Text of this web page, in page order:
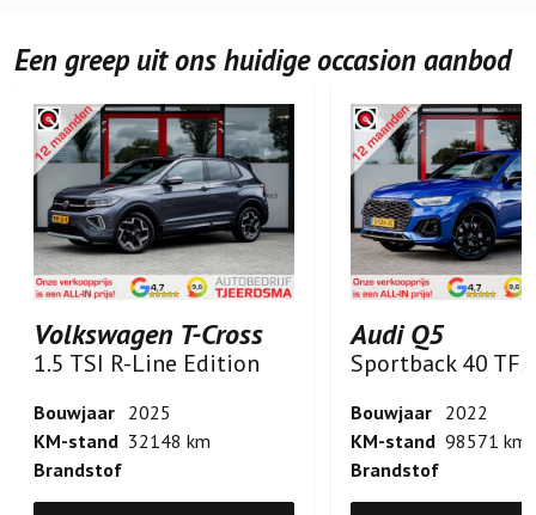
Een greep uit ons huidige occasion aanbod
Volkswagen T-Cross
1.5 TSI R-Line Edition
Bouwjaar 2025
KM-stand 32148 km
Brandstof
Audi Q5
Bouwjaar
2022
KM-stand 98571 km
Brandstof